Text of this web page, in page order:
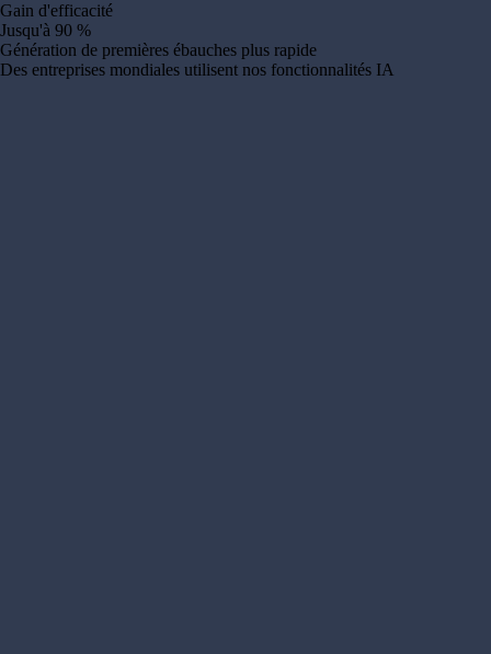
Gain d'efficacité
Jusqu'à 90 %
Génération de premières ébauches plus rapide
Des entreprises mondiales utilisent nos fonctionnalités IA